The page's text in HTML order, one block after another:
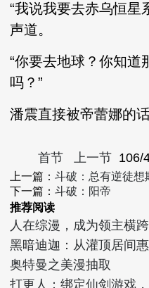
“我说我要去赤乌恒星
声道。
“你要去地球？你知道
吗？”
潘震直接被帝蕾娜的
首节 上一节 106/
上一篇：斗破：总有逆徒想
下一篇：斗破：阳帝
推荐阅读
人在综漫，成为领主横
黑暗迪迦：从灌顶居间
奥特曼之美漫抽取
打更人：绑定仙剑游戏